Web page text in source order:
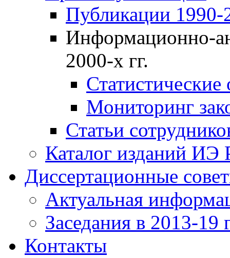
Публикации 1990-
Информационно-
2000-х гг.
Мониторинг
Статьи
Каталог изданий ИЭ
Диссертационные
Актуальная
Заседания в 2013-19
Контакты